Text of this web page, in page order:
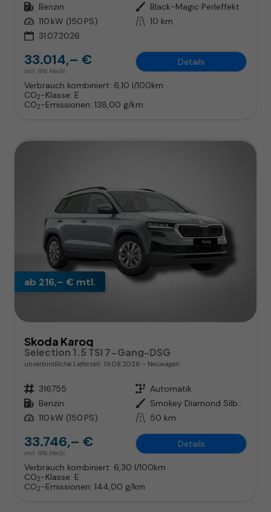
Kraftstoff Benzin Außenfarbe Black-Magic Perleffekt
Leistung 110 kW (150 PS) Kilometerstand 10 km
31.07.2026
33.014,– €
incl. 19% MwSt.
Details
Verbrauch kombiniert: 6,10 l/100km
CO2-Klasse: E
CO2-Emissionen: 138,00 g/km
ab 216,– € mtl.
Skoda Karoq
Selection 1.5 TSI 7-Gang-DSG
unverbindliche Lieferzeit: 19.08.2026 Neuwagen
Fahrzeugnr. 316755 Getriebe Automatik
Kraftstoff Benzin Außenfarbe
Smokey Diamond Silber Metallic
Leistung 110 kW (150 PS) Kilometerstand 50 km
33.746,– €
incl. 19% MwSt.
Details
Verbrauch kombiniert: 6,30 l/100km
CO2-Klasse: E
CO2-Emissionen: 144,00 g/km